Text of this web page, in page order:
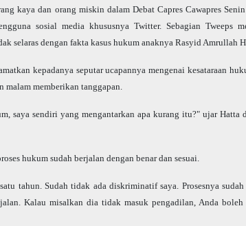
kaya dan orang miskin dalam Debat Capres Cawapres
sosial media khususnya Twitter. Sebagian Tweeps
selaras dengan fakta kasus hukum anaknya Rasyid Amrullah
kepadanya seputar ucapannya mengenai kesataraan
malam memberikan tanggapan.
saya sendiri yang mengantarkan apa kurang itu?" ujar Hatta
hukum sudah berjalan dengan benar dan sesuai.
tahun. Sudah tidak ada diskriminatif saya. Prosesnya
Kalau misalkan dia tidak masuk pengadilan, Anda boleh